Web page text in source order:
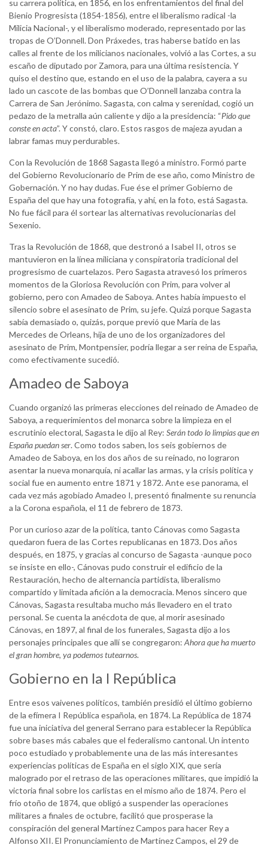
su carrera política, en 1856, en los enfrentamientos del final del
Bienio Progresista (1854-1856), entre el liberalismo radical -la
Milicia Nacional-, y el liberalismo moderado, representado por las
tropas de O’Donnell. Don Práxedes, tras haberse batido en las
calles al frente de los milicianos nacionales, volvió a las Cortes, a su
escaño de diputado por Zamora, para una última resistencia. Y
quiso el destino que, estando en el uso de la palabra, cayera a su
lado un cascote de las bombas que O’Donnell lanzaba contra la
Carrera de San Jerónimo. Sagasta, con calma y serenidad, cogió un
pedazo de la metralla aún caliente y dijo a la presidencia: “Pido que
conste en acta”. Y constó, claro. Estos rasgos de majeza ayudan a
labrar famas muy perdurables.
Con la Revolución de 1868 Sagasta llegó a ministro. Formó parte
del Gobierno Revolucionario de Prim de ese año, como Ministro de
Gobernación. Y no hay dudas. Fue ése el primer Gobierno de
España del que hay una fotografía, y ahí, en la foto, está Sagasta.
No fue fácil para él sortear las alternativas revolucionarias del
Sexenio.
Tras la Revolución de 1868, que destronó a Isabel II, otros se
mantuvieron en la línea miliciana y conspiratoria tradicional del
progresismo de cuartelazos. Pero Sagasta atravesó los primeros
momentos de la Gloriosa Revolución con Prim, para volver al
gobierno, pero con Amadeo de Saboya. Antes había impuesto el
silencio sobre el asesinato de Prim, su jefe. Quizá porque Sagasta
sabía demasiado o, quizás, porque previó que María de las
Mercedes de Orleans, hija de uno de los organizadores del
asesinato de Prim, Montpensier, podría llegar a ser reina de España,
como efectivamente sucedió.
Amadeo de Saboya
Cuando organizó las primeras elecciones del reinado de Amadeo de
Saboya, a requerimientos del monarca sobre la limpieza en el
escrutinio electoral, Sagasta le dijo al Rey: Serán todo lo limpias que en
España puedan ser. Como todos saben, los seis gobiernos de
Amadeo de Saboya, en los dos años de su reinado, no lograron
asentar la nueva monarquía, ni acallar las armas, y la crisis política y
social fue en aumento entre 1871 y 1872. Ante ese panorama, el
cada vez más agobiado Amadeo I, presentó finalmente su renuncia
a la Corona española, el 11 de febrero de 1873.
Por un curioso azar de la política, tanto Cánovas como Sagasta
quedaron fuera de las Cortes republicanas en 1873. Dos años
después, en 1875, y gracias al concurso de Sagasta -aunque poco
se insiste en ello-, Cánovas pudo construir el edificio de la
Restauración, hecho de alternancia partidista, liberalismo
compartido y limitada afición a la democracia. Menos sincero que
Cánovas, Sagasta resultaba mucho más llevadero en el trato
personal. Se cuenta la anécdota de que, al morir asesinado
Cánovas, en 1897, al final de los funerales, Sagasta dijo a los
personajes principales que allí se congregaron: Ahora que ha muerto
el gran hombre, ya podemos tutearnos.
Gobierno en la I República
Entre esos vaivenes políticos, también presidió el último gobierno
de la efímera I República española, en 1874. La República de 1874
fue una iniciativa del general Serrano para establecer la República
sobre bases más cabales que el federalismo cantonal. Un intento
poco estudiado y probablemente una de las más interesantes
experiencias políticas de España en el siglo XIX, que sería
malogrado por el retraso de las operaciones militares, que impidió la
victoria final sobre los carlistas en el mismo año de 1874. Pero el
frío otoño de 1874, que obligó a suspender las operaciones
militares a finales de octubre, facilitó que prosperase la
conspiración del general Martínez Campos para hacer Rey a
Alfonso XII. El Pronunciamiento de Martínez Campos, el 29 de